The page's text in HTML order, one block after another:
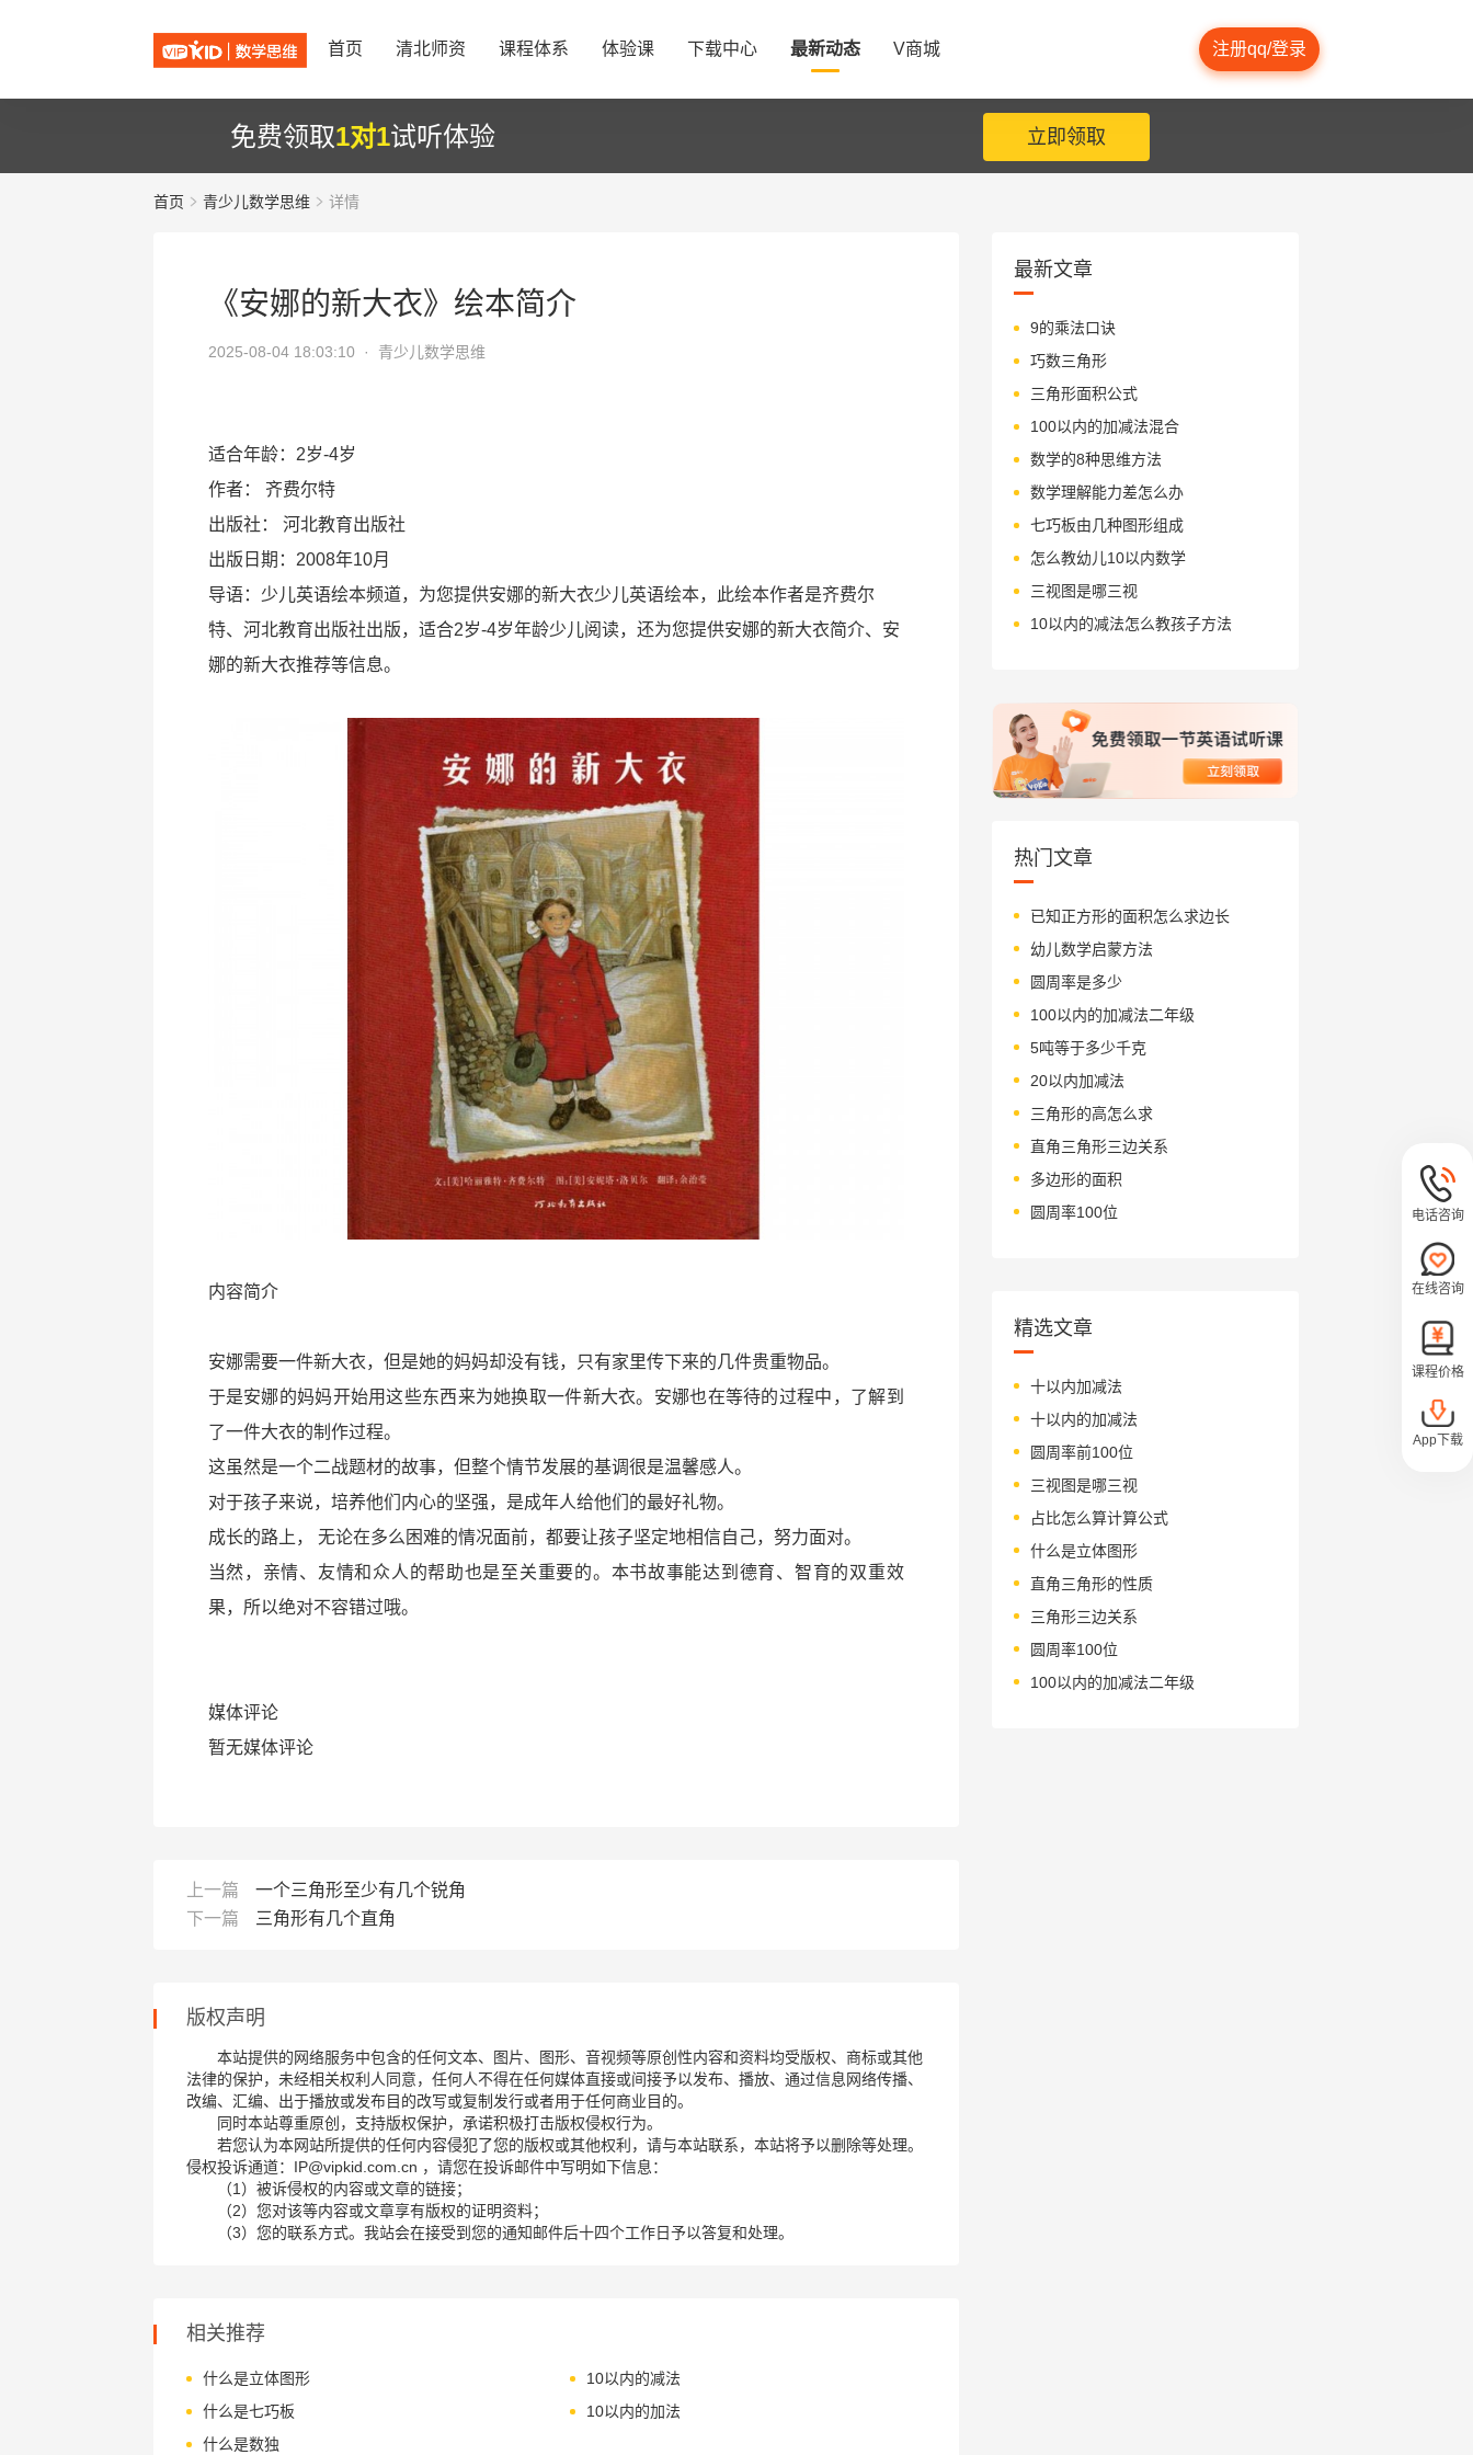
首页 清北师资 课程体系 体验课 下载中心 最新动态 V商城 注册qq/登录
免费领取1对1试听体验 立即领取
首页 青少儿数学思维 详情
《安娜的新大衣》绘本简介
2025-08-04 18:03:10 · 青少儿数学思维
适合年龄：2岁-4岁
作者：
齐费尔特
出版社：
河北教育出版社
出版日期：2008年10月
导语：少儿英语绘本频道，为您提供安娜的新大衣少儿英语绘本，此绘本作者是齐费尔
特、河北教育出版社出版，适合2岁-4岁年龄少儿阅读，还为您提供安娜的新大衣简介、安
娜的新大衣推荐等信息。
内容简介
安娜需要一件新大衣，但是她的妈妈却没有钱，只有家里传下来的几件贵重物品。
于是安娜的妈妈开始用这些东西来为她换取一件新大衣。安娜也在等待的过程中，了解到
了一件大衣的制作过程。
这虽然是一个二战题材的故事，但整个情节发展的基调很是温馨感人。
对于孩子来说，培养他们内心的坚强，是成年人给他们的最好礼物。
成长的路上， 无论在多么困难的情况面前，都要让孩子坚定地相信自己，努力面对。
当然，亲情、友情和众人的帮助也是至关重要的。本书故事能达到德育、智育的双重效
果，所以绝对不容错过哦。
媒体评论
暂无媒体评论
上一篇
一个三角形至少有几个锐角
下一篇
三角形有几个直角
版权声明
本站提供的网络服务中包含的任何文本、图片、图形、音视频等原创性内容和资料均受版权、商标或其他
法律的保护，未经相关权利人同意，任何人不得在任何媒体直接或间接予以发布、播放、通过信息网络传播、
改编、汇编、出于播放或发布目的改写或复制发行或者用于任何商业目的。
同时本站尊重原创，支持版权保护，承诺积极打击版权侵权行为。
若您认为本网站所提供的任何内容侵犯了您的版权或其他权利，请与本站联系，本站将予以删除等处理。
侵权投诉通道：IP@vipkid.com.cn ，请您在投诉邮件中写明如下信息：
（1）被诉侵权的内容或文章的链接；
（2）您对该等内容或文章享有版权的证明资料；
（3）您的联系方式。我站会在接受到您的通知邮件后十四个工作日予以答复和处理。
相关推荐
什么是立体图形
10以内的减法
什么是七巧板
10以内的加法
什么是数独
最新文章
9的乘法口诀
巧数三角形
三角形面积公式
100以内的加减法混合
数学的8种思维方法
数学理解能力差怎么办
七巧板由几种图形组成
怎么教幼儿10以内数学
三视图是哪三视
10以内的减法怎么教孩子方法
热门文章
已知正方形的面积怎么求边长
幼儿数学启蒙方法
圆周率是多少
100以内的加减法二年级
5吨等于多少千克
20以内加减法
三角形的高怎么求
直角三角形三边关系
多边形的面积
圆周率100位
精选文章
十以内加减法
十以内的加减法
圆周率前100位
三视图是哪三视
占比怎么算计算公式
什么是立体图形
直角三角形的性质
三角形三边关系
圆周率100位
100以内的加减法二年级
电话咨询
在线咨询
课程价格
App下载